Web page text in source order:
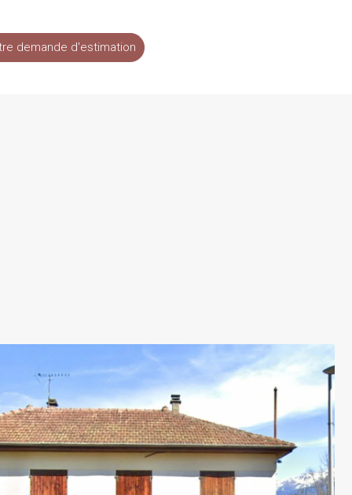
demande d'estimation